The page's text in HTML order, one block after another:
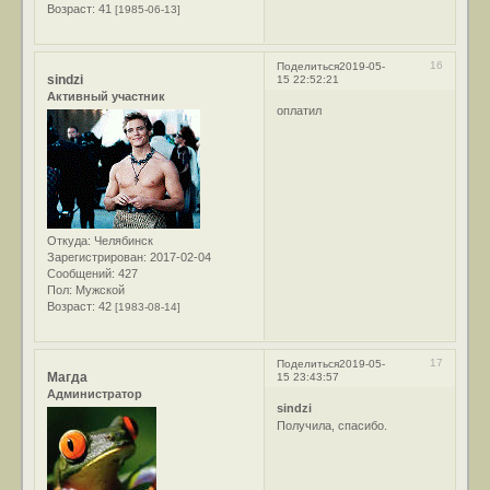
Возраст: 41[1985-06-13]
Поделиться 16
2019-05-
15 22:52:21
sindzi
Активный участник
Откуда: Челябинск
Зарегистрирован: 2017-02-04
Сообщений: 427
Пол: Мужской
Возраст: 42[1983-08-14]
оплатил
Поделиться 17
2019-05-
15 23:43:57
Магда
Администратор
sindzi
Получила, спасибо.